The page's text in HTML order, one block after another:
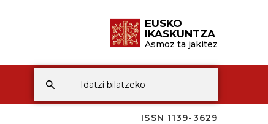
EUSKO
IKASKUNTZA
Asmoz ta jakitez
ISSN 1139-3629